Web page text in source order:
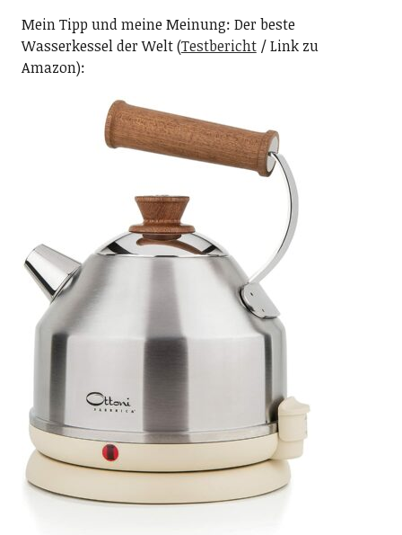
Mein Tipp und meine Meinung: Der beste
Wasserkessel der Welt (Testbericht/ Link zu
Amazon):